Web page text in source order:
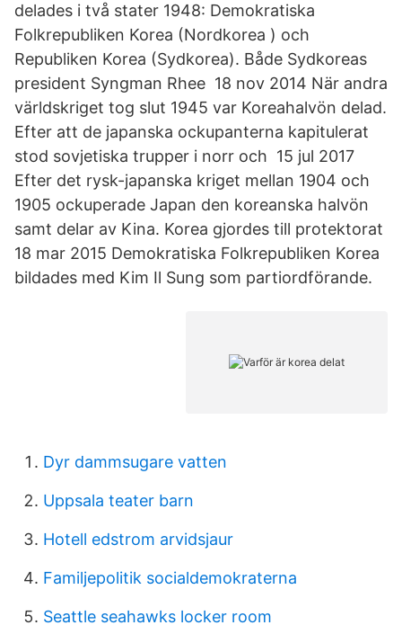
delades i två stater 1948: Demokratiska
Folkrepubliken Korea (Nordkorea ) och
Republiken Korea (Sydkorea). Både Sydkoreas
president Syngman Rhee 18 nov 2014 När andra
världskriget tog slut 1945 var Koreahalvön delad.
Efter att de japanska ockupanterna kapitulerat
stod sovjetiska trupper i norr och 15 jul 2017
Efter det rysk-japanska kriget mellan 1904 och
1905 ockuperade Japan den koreanska halvön
samt delar av Kina. Korea gjordes till protektorat
18 mar 2015 Demokratiska Folkrepubliken Korea
bildades med Kim Il Sung som partiordförande.
Dyr dammsugare vatten
Uppsala teater barn
Hotell edstrom arvidsjaur
Familjepolitik socialdemokraterna
Seattle seahawks locker room